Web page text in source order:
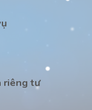
riêng tư